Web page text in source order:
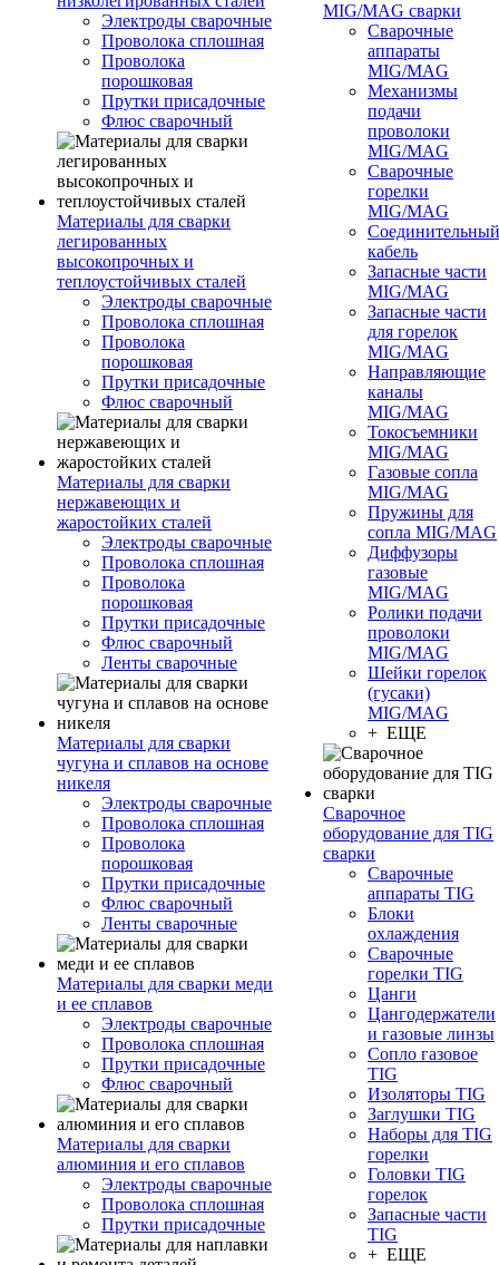
Электроды сварочные
Проволока сплошная
Проволока
порошковая
Прутки присадочные
Флюс сварочный
Материалы для сварки
легированных
высокопрочных и
теплоустойчивых сталей
Электроды сварочные
Проволока сплошная
Проволока
порошковая
Прутки присадочные
Флюс сварочный
Материалы для сварки
нержавеющих и
жаростойких сталей
Электроды сварочные
Проволока сплошная
Проволока
порошковая
Прутки присадочные
Флюс сварочный
Ленты сварочные
Материалы для сварки
чугуна и сплавов на основе
никеля
Электроды сварочные
Проволока сплошная
Проволока
порошковая
Прутки присадочные
Флюс сварочный
Ленты сварочные
Материалы для сварки меди
и ее сплавов
Электроды сварочные
Проволока сплошная
Прутки присадочные
Флюс сварочный
Материалы для сварки
алюминия и его сплавов
Электроды сварочные
Проволока сплошная
Прутки присадочные
MIG/MAG сварки
Сварочные
аппараты
MIG/MAG
Механизмы
подачи
проволоки
MIG/MAG
Сварочные
горелки
MIG/MAG
Соединительный
кабель
Запасные части
MIG/MAG
Запасные части
для горелок
MIG/MAG
Направляющие
каналы
MIG/MAG
Токосъемники
MIG/MAG
Газовые сопла
MIG/MAG
Пружины для
сопла MIG/MAG
Диффузоры
газовые
MIG/MAG
Ролики подачи
проволоки
MIG/MAG
Шейки горелок
(гусаки)
MIG/MAG
+ ЕЩЕ
Сварочное
оборудование для TIG
сварки
Сварочные
аппараты TIG
Блоки
охлаждения
Сварочные
горелки TIG
Цанги
Цангодержатели
и газовые линзы
Сопло газовое
TIG
Изоляторы TIG
Заглушки TIG
Наборы для TIG
горелки
Головки TIG
горелок
Запасные части
TIG
+ ЕЩЕ